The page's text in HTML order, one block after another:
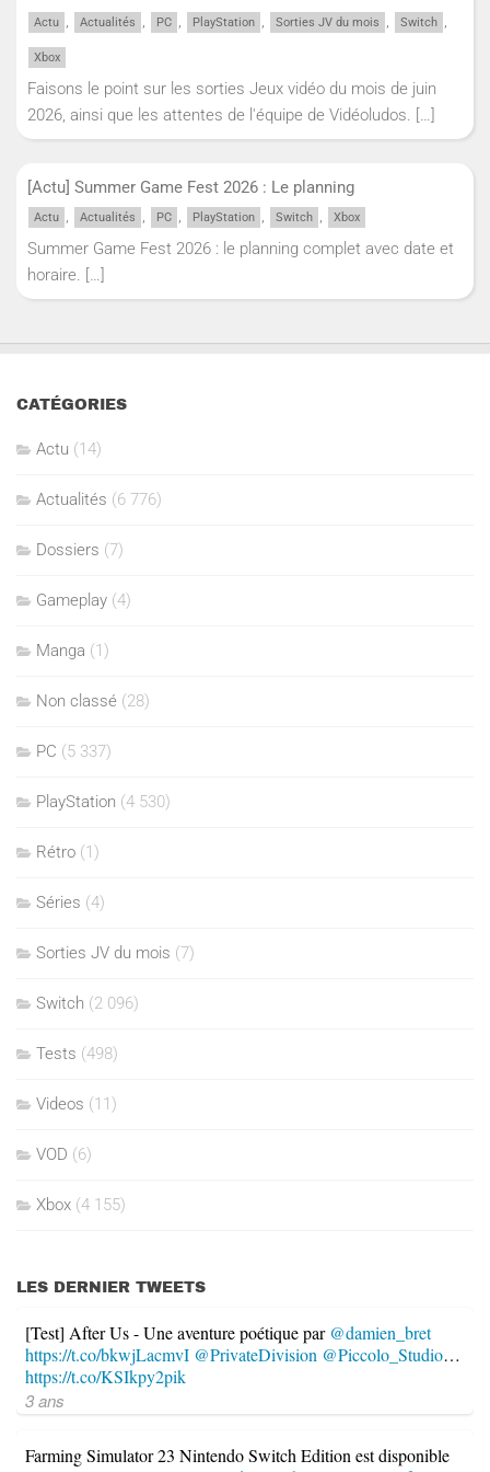
Actu , Actualités , PC , PlayStation , Sorties JV du mois , Switch ,
Xbox
Faisons le point sur les sorties Jeux vidéo du mois de juin
2026, ainsi que les attentes de l'équipe de Vidéoludos. […]
[Actu] Summer Game Fest 2026 : Le planning
Actu , Actualités , PC , PlayStation , Switch , Xbox
Summer Game Fest 2026 : le planning complet avec date et
horaire. […]
CATÉGORIES
Actu (14)
Actualités (6 776)
Dossiers (7)
Gameplay (4)
Manga (1)
Non classé (28)
PC (5 337)
PlayStation (4 530)
Rétro (1)
Séries (4)
Sorties JV du mois (7)
Switch (2 096)
Tests (498)
Videos (11)
VOD (6)
Xbox (4 155)
LES DERNIER TWEETS
[Test] After Us - Une aventure poétique par @damien_bret
https://t.co/bkwjLacmvI @PrivateDivision @Piccolo_Studio…
https://t.co/KSIkpy2pik
3 ans
Farming Simulator 23 Nintendo Switch Edition est disponible